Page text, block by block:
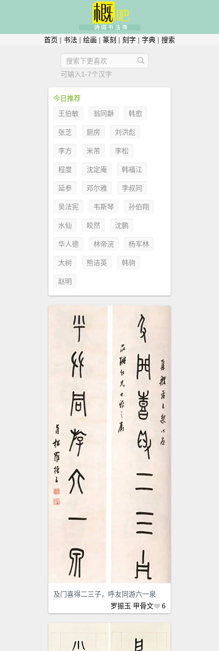
首页 | 书法 | 绘画 | 篆刻 | 刻字 | 字典 | 搜索
可输入1-7个汉字
今日推荐
王伯敏
翁同龢 韩愈
张芝 厨房 刘洪彪
李方 米芾 李松
程度 沈定庵 韩福江
延参 邓尔雅 李叔同
吴法宪 韦斯琴 孙伯翔
水仙 皎然 沈鹏
华人德 林帝浣 杨军林
大树 熊洁英 韩驹
赵明
及门喜得二三子，呼友同游六一泉
罗振玉 甲骨文 6